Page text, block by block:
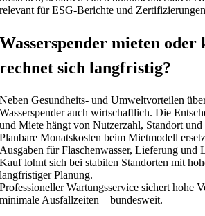
relevant für ESG-Berichte und
Wasserspender mieten oder
rechnet sich langfristig?
Neben Gesundheits- und Umweltvorteilen
Wasserspender auch wirtschaftlich. Die
und Miete hängt von Nutzerzahl, Standort und
Planbare Monatskosten beim Mietmodell
Ausgaben für Flaschenwasser, Lieferung und
Kauf lohnt sich bei stabilen Standorten mit
langfristiger Planung.
Professioneller Wartungsservice sichert hohe
minimale Ausfallzeiten – bundesweit.